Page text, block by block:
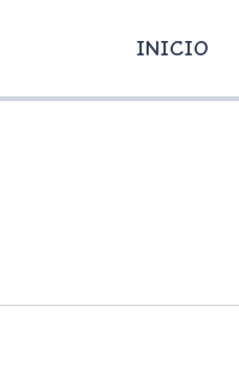
INICIO